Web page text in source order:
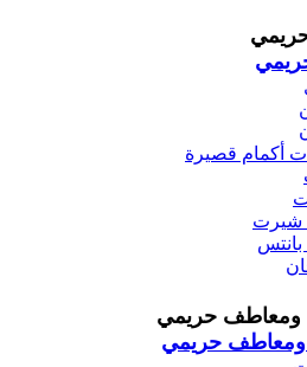
أكمام قصيرة
شيرت
ومعاطف حريمي
ومعاطف حريمي